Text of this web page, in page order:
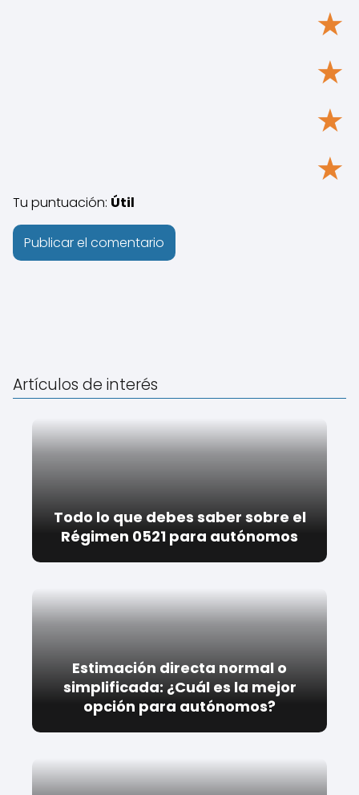
★
★
★
★
Tu puntuación: Útil
Artículos de interés
Todo lo que debes saber sobre el
Régimen 0521 para autónomos
Estimación directa normal o
simplificada: ¿Cuál es la mejor
opción para autónomos?